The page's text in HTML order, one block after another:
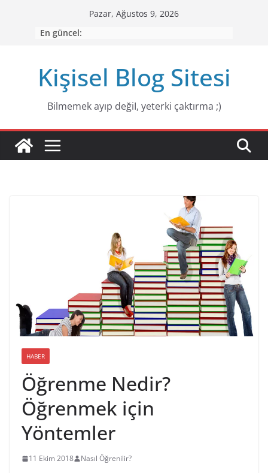
Pazar, Ağustos 9, 2026
En güncel:
Kişisel Blog Sitesi
Bilmemek ayıp değiI, yeterki çaktırma ;)
HABER
Öğrenme Nedir?
Öğrenmek için
Yöntemler
11 Ekim 2018 Nasıl Öğrenilir?